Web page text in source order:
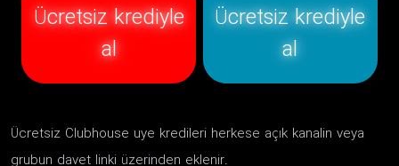
Ücretsiz krediyle
al
Ücretsiz krediyle
al
Ücretsiz Clubhouse uye kredileri herkese açık kanalin veya
grubun davet linki üzerinden eklenir.